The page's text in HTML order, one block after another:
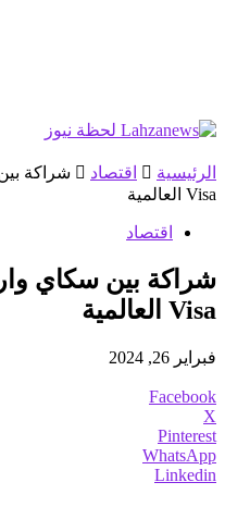
الرئيسية اقتصاد
شراكة
Visa العالمية
اقتصاد
شراكة بين سكاي
Visa العالمية
فبراير 26, 2024
Facebook
X
Pinterest
WhatsApp
Linkedin